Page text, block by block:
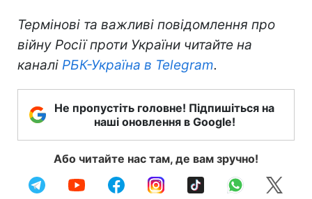
Термінові та важливі повідомлення про
війну Росії проти України читайте на
каналі РБК-Україна в Telegram.
Не пропустіть головне! Підпишіться на
наші оновлення в Google!
Або читайте нас там, де вам зручно!